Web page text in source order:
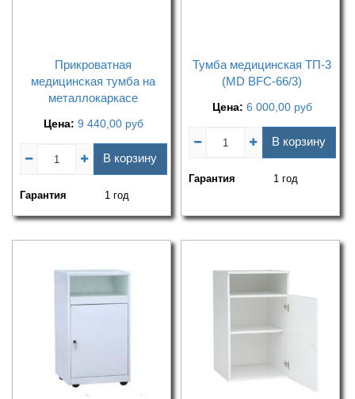
Прикроватная
медицинская тумба на
металлокаркасе
Цена: 9 440,00 руб
В корзину
Гарантия 1 год
Тумба медицинская ТП-3
(MD BFC-66/3)
Цена: 6 000,00 руб
В корзину
Гарантия 1 год